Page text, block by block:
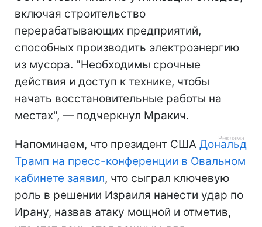
включая строительство
перерабатывающих предприятий,
способных производить электроэнергию
из мусора. "Необходимы срочные
действия и доступ к технике, чтобы
начать восстановительные работы на
местах", — подчеркнул Мракич.
Напоминаем, что президент США Дональд
Трамп на пресс-конференции в Овальном
кабинете заявил, что сыграл ключевую
роль в решении Израиля нанести удар по
Ирану, назвав атаку мощной и отметив,